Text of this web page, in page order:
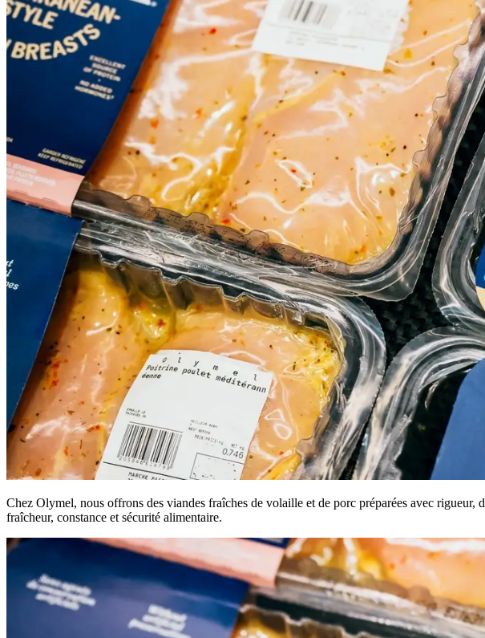
Chez Olymel, nous offrons des viandes fraîches de volaille et de porc préparées avec rigueur,
fraîcheur, constance et sécurité alimentaire.